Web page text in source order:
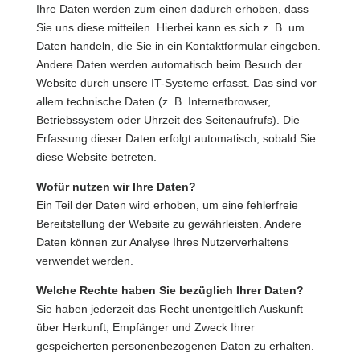
Ihre Daten werden zum einen dadurch erhoben, dass
Sie uns diese mitteilen. Hierbei kann es sich z. B. um
Daten handeln, die Sie in ein Kontaktformular eingeben.
Andere Daten werden automatisch beim Besuch der
Website durch unsere IT-Systeme erfasst. Das sind vor
allem technische Daten (z. B. Internetbrowser,
Betriebssystem oder Uhrzeit des Seitenaufrufs). Die
Erfassung dieser Daten erfolgt automatisch, sobald Sie
diese Website betreten.
Wofür nutzen wir Ihre Daten?
Ein Teil der Daten wird erhoben, um eine fehlerfreie
Bereitstellung der Website zu gewährleisten. Andere
Daten können zur Analyse Ihres Nutzerverhaltens
verwendet werden.
Welche Rechte haben Sie bezüglich Ihrer Daten?
Sie haben jederzeit das Recht unentgeltlich Auskunft
über Herkunft, Empfänger und Zweck Ihrer
gespeicherten personenbezogenen Daten zu erhalten.